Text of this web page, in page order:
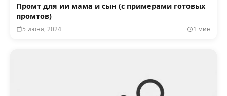
Промт для ии мама и сын (с примерами готовых
промтов)
5 июня, 2024 1 мин